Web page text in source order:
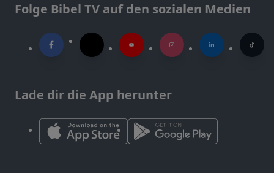
Folge Bibel TV auf den sozialen Medien
Lade dir die App herunter